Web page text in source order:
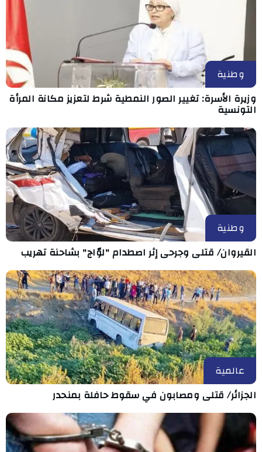
وطنية
وزيرة الأسرة: تغيير الصور النمطية شرط لتعزيز مكانة المرأة
التونسية
وطنية
القيروان/ قتلى وجرحى إثر اصطدام "لوّاج" بشاحنة تهريب
عالمية
الجزائر/ قتلى ومصابون في سقوط حافلة بمنحدر